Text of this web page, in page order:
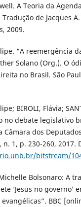
A Teoria da
de Jacques
2009.
“A reemergência
Solano (Org.). O
no Brasil. São
BIROLI, Flávia;
no debate legislativo
Câmara dos
n. 1, p. 230-260, 2017.
bitstream/
Bolsonaro: A
‘Jesus no governo’
BBC